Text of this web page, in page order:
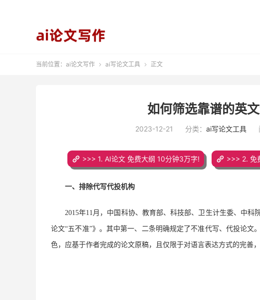
当前位置： ai论文写作  ai写论文工具  正文
如何筛选靠谱的英
2023-12-21 分类： ai写论文工具
>>> 1. AI论文 免费大纲 10分钟3万字! >>> 2. 免
一、排除代写代投机构
2015年11月， 中国科协、教育部、科技部、卫生计生委、中科
论文“五不准”》 。其中第一、二条明确规定了不准代写、代投论文
色，应基于作者完成的论文原稿，且仅限于对语言表达方式的完善